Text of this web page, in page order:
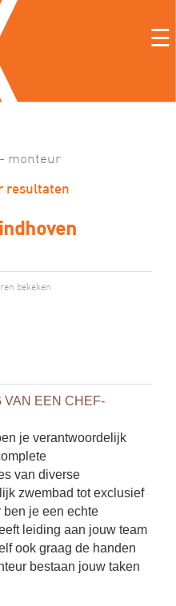
☰
monteur
resultaten
bekeken
VAN EEN CHEF-
je verantwoordelijk
van diverse
zwembad tot exclusief
ben je een echte
leiding aan jouw team
ook graag de handen
bestaan jouw taken